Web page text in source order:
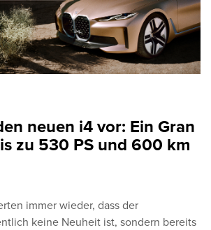
neuen i4 vor: Ein Gran
zu 530 PS und 600 km
immer wieder, dass der
keine Neuheit ist, sondern bereits